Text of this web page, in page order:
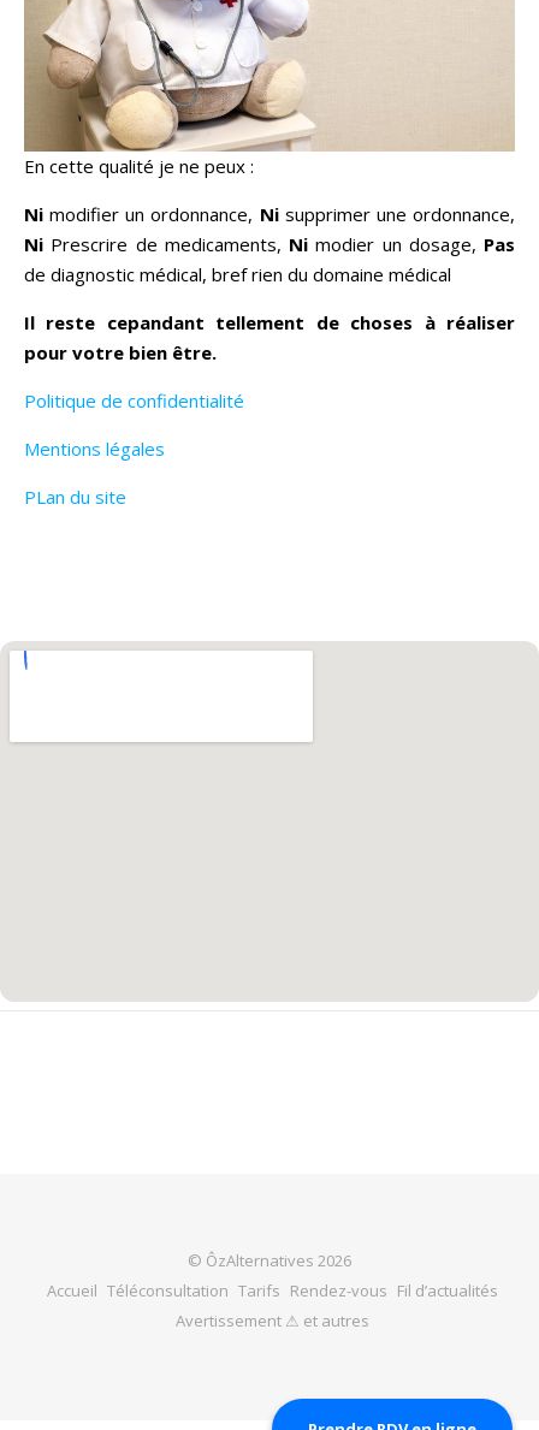
En cette qualité je ne peux :
Ni modifier un ordonnance, Nisupprimer une ordonnance,
Ni Prescrire de medicaments, Ni modier un dosage, Pas
de diagnostic médical, bref rien du domaine médical
Il reste cepandant tellement de choses à réaliser
pour votre bien être.
Politique de confidentialité
Mentions légales
PLan du site
© ÔzAlternatives 2026
Accueil Téléconsultation Tarifs Rendez-vous Fil d’actualités
Avertissement ⚠ et autres